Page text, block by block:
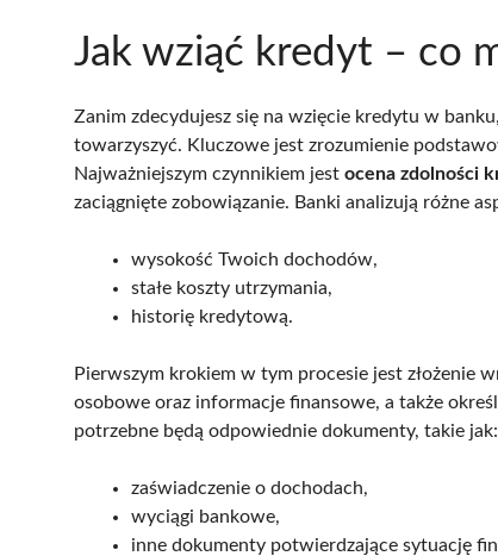
Jak wziąć kredyt – co
Zanim zdecydujesz się na wzięcie kredytu w
towarzyszyć. Kluczowe jest zrozumienie
Najważniejszym czynnikiem jest ocena zdolności
zaciągnięte zobowiązanie. Banki analizują różne
wysokość Twoich dochodów,
stałe koszty utrzymania,
historię kredytową.
Pierwszym krokiem w tym procesie jest złożenie
osobowe oraz informacje finansowe, a także
potrzebne będą odpowiednie dokumenty, takie jak:
zaświadczenie o dochodach,
wyciągi bankowe,
inne dokumenty potwierdzające sytuację